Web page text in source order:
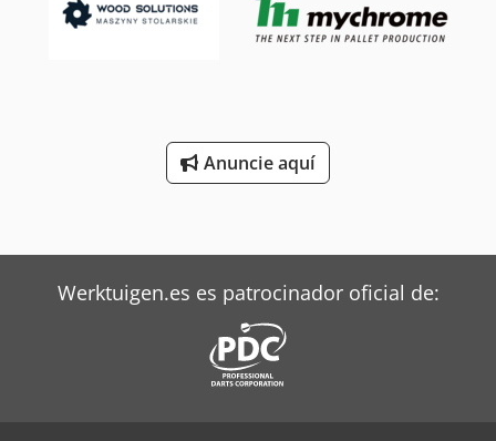
Potencia total conectada: aprox. 5,7 kW Ubicación: 97447
Gerolzhofen, cargado en camión, sin embalar Entrega en
Anuncie aquí
Werktuigen.es es patrocinador oficial de: